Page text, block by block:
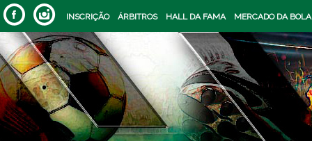
INSCRIÇÃO ÁRBITROS HALL DA FAMA MERCADO DA BOLA